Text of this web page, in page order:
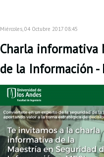
Miércoles, 04 Octubre 2017 08:45
Charla informativa
de la Información -